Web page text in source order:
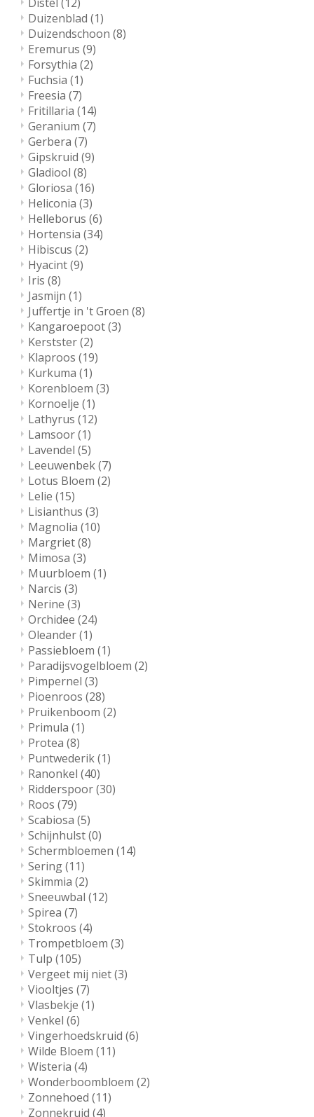
Duizenblad (1)
Duizendschoon (8)
Eremurus (9)
Forsythia (2)
Fuchsia (1)
Freesia (7)
Fritillaria (14)
Geranium (7)
Gerbera (7)
Gipskruid (9)
Gladiool (8)
Gloriosa (16)
Heliconia (3)
Helleborus (6)
Hortensia (34)
Hibiscus (2)
Hyacint(9)
Iris (8)
Jasmijn (1)
Juffertje in 't Groen (8)
Kangaroepoot(3)
Kerstster(2)
Klaproos (19)
Kurkuma (1)
Korenbloem (3)
Kornoelje (1)
Lathyrus (12)
Lamsoor(1)
Lavendel (5)
Leeuwenbek(7)
Lotus Bloem (2)
Lelie (15)
Lisianthus (3)
Magnolia (10)
Margriet(8)
Mimosa (3)
Muurbloem (1)
Narcis (3)
Nerine (3)
Orchidee (24)
Oleander(1)
Passiebloem (1)
Paradijsvogelbloem (2)
Pimpernel (3)
Pioenroos (28)
Pruikenboom (2)
Primula (1)
Protea (8)
Puntwederik(1)
Ranonkel (40)
Ridderspoor(30)
Roos (79)
Scabiosa (5)
Schijnhulst(0)
Schermbloemen (14)
Sering(11)
Skimmia (2)
Sneeuwbal (12)
Spirea (7)
Stokroos (4)
Trompetbloem (3)
Tulp (105)
Vergeet mij niet(3)
Viooltjes (7)
Vlasbekje (1)
Venkel (6)
Vingerhoedskruid (6)
Wilde Bloem (11)
Wisteria (4)
Wonderboombloem (2)
Zonnehoed (11)
Zonnekruid (4)